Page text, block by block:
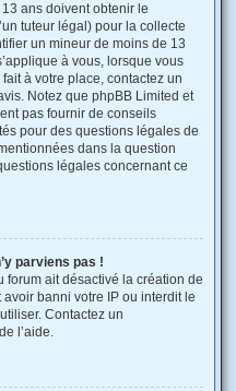
ans doivent obtenir le
tuteur légal) pour la collecte
un mineur de moins de 13
à vous, lorsque vous
à votre place, contactez un
Notez que phpBB Limited et
pas fournir de conseils
pour des questions légales de
dans la question
légales concernant ce
parviens pas !
forum ait désactivé la création de
banni votre IP ou interdit le
Contactez un
l’aide.